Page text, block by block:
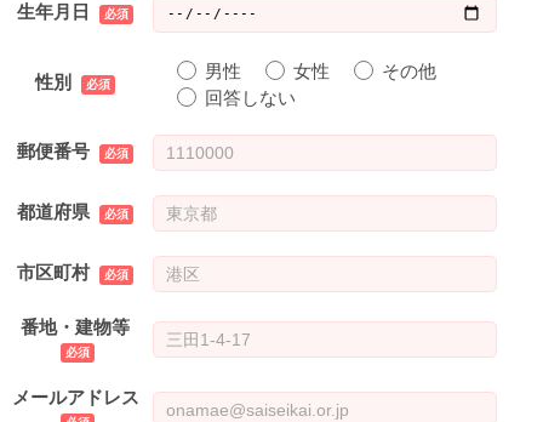
生年月日
性別
男性 女性
その他
回答しない
郵便番号
都道府県
市区町村
番地・建物等
メールアドレス